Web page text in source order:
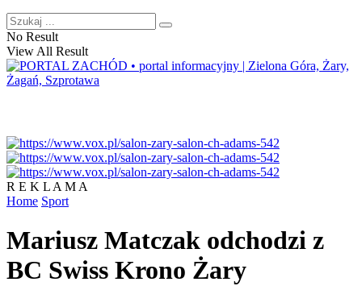
No Result
View All Result
R E K L A M A
Home Sport
Mariusz Matczak odchodzi z
BC Swiss Krono Żary